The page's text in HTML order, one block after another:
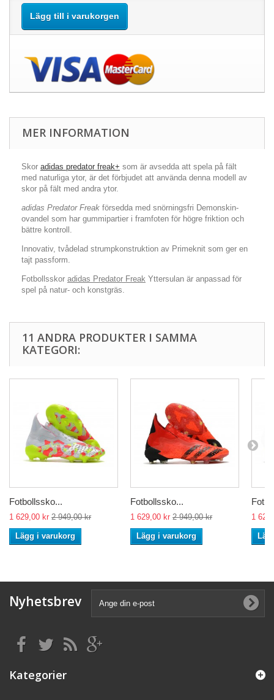
Lägg till i varukorgen
MER INFORMATION
Skor adidas predator freak+ som är avsedda att spela på fält
med naturliga ytor, är det förbjudet att använda denna modell av
skor på fält med andra ytor.
adidas Predator Freak försedda med snörningsfri Demonskin-
ovandel som har gummipartier i framfoten för högre friktion och
bättre kontroll.
Innovativ, tvådelad strumpkonstruktion av Primeknit som ger en
tajt passform.
Fotbollsskor adidas Predator Freak Yttersulan är anpassad för
spel på natur- och konstgräs.
11 ANDRA PRODUKTER I SAMMA
KATEGORI:
Fotbollssko...
1 629,00 kr 2 949,00 kr
Lägg i varukorg
Fotbollssko...
1 629,00 kr 2 949,00 kr
Lägg i varukorg
1
Nyhetsbrev
Kategorier